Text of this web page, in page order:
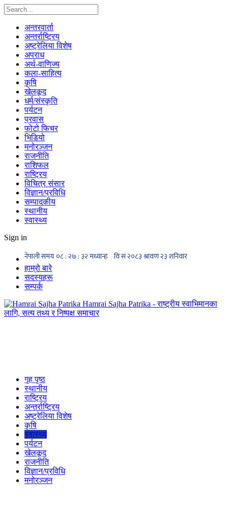
अन्तरवार्ता
अन्तर्राष्ट्रिय
अष्ट्रेलिया विशेष
अपराध
अर्थ-वाणिज्य
कला-साहित्य
कृषि
खेलकूद
धर्म/संस्कृति
पर्यटन
प्रवास
फोटो फिचर
भिडियो
मनोरञ्जन
राजनीति
राशिफल
राष्ट्रिय
विचित्र संसार
विज्ञान/प्रविधि
सम्पादकीय
स्थानीय
स्वास्थ्य
Sign in
हाम्रो बारे
सदस्यहरू
सम्पर्क
Hamrai Sajha Patrika - राष्ट्रीय स्वाभिमानका
लागि, सत्य तथ्य र निष्पक्ष समाचार
गृह पृष्ठ
स्थानीय
राष्ट्रिय
अन्तर्राष्ट्रिय
अष्ट्रेलिया विशेष
कृषि
स्वास्थ्य
पर्यटन
खेलकूद
राजनीति
विज्ञान/प्रविधि
मनोरञ्जन